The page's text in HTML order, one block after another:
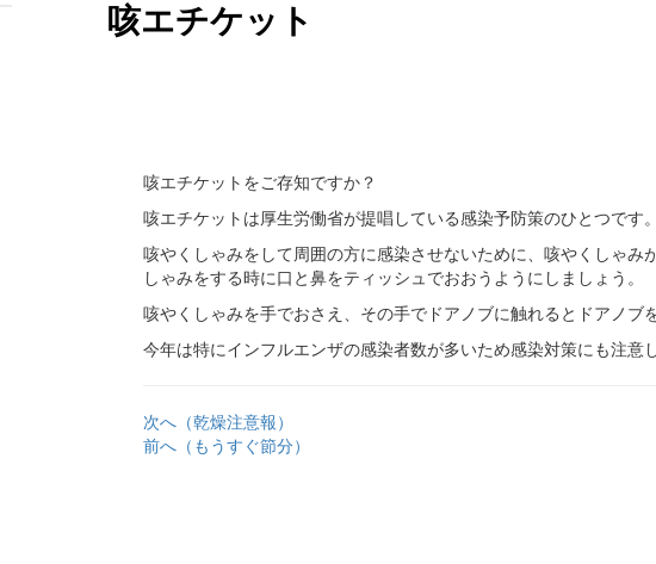
咳エチケット
咳エチケットをご存知ですか？
咳エチケットは厚生労働省が提唱している感染予防策のひとつです。
咳やくしゃみをして周囲の方に感染させないために、咳やくしゃ
しゃみをする時に口と鼻をティッシュでおおうようにしましょう。
咳やくしゃみを手でおさえ、その手でドアノブに触れるとドアノブ
今年は特にインフルエンザの感染者数が多いため感染対策にも注意
次へ（乾燥注意報）
前へ（もうすぐ節分）